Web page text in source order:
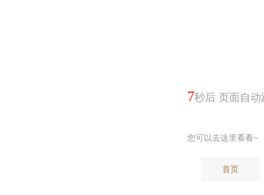
6秒后 页面自动
您可以去这里看看~
首页